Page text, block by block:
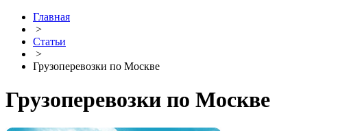
Главная
>
Статьи
>
Грузоперевозки по Москве
Грузоперевозки по Москве